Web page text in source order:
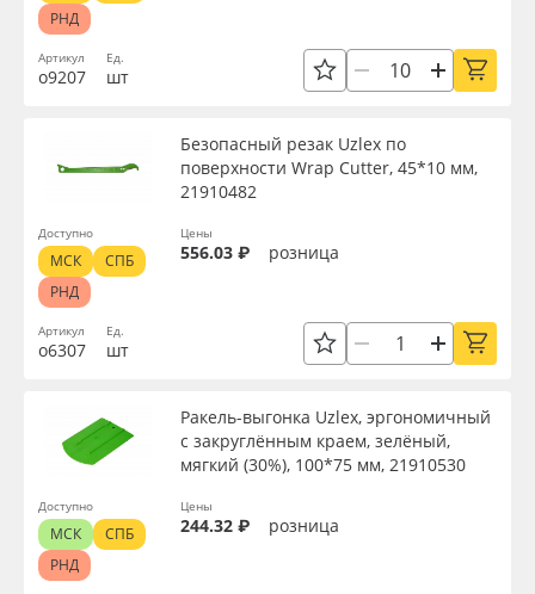
Артикул
о9207
Ед.
шт
РНД
Артикул
о6307
Безопасный резак Uzlex по
поверхности Wrap Cutter, 45*10 мм,
21910482
Ед.
шт
Цены
556.03 ₽ розница
Доступно
МСК
СПБ
РНД
Ракель-выгонка Uzlex, эргономичный
с закруглённым краем, зелёный,
мягкий (30%), 100*75 мм, 21910530
Цены
244.32 ₽ розница
Доступно
МСК
СПБ
РНД